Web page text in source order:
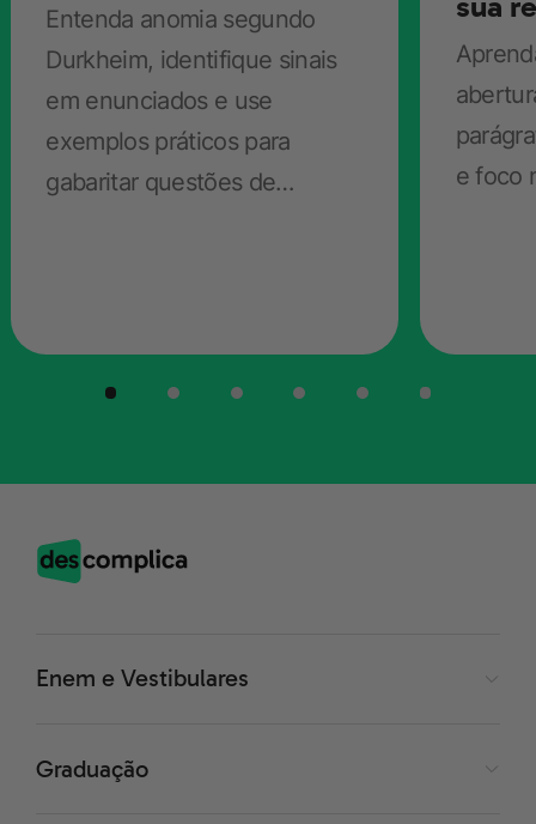
Entenda anomia segundo
Durkheim, identifique sinais
em enunciados e use
exemplos práticos para
gabaritar questões de
e foco
Enem e Vestibulares
Graduação